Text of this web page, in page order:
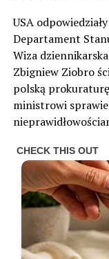
USA
Departament
Wiza
Zbigniew Ziobro
polską
ministrowi